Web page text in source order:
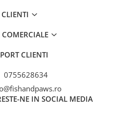
CLIENTI
COMERCIALE
CLIENTI
0755628634
NE IN SOCIAL MEDIA